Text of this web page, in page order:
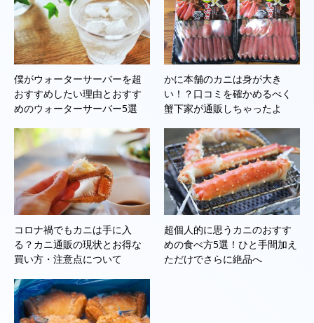
僕がウォーターサーバーを超
おすすめしたい理由とおすす
めのウォーターサーバー5選
かに本舗のカニは身が大き
い！？口コミを確かめるべく
蟹下家が通販しちゃったよ
コロナ禍でもカニは手に入
る？カニ通販の現状とお得な
買い方・注意点について
超個人的に思うカニのおすす
めの食べ方5選！ひと手間加え
ただけでさらに絶品へ